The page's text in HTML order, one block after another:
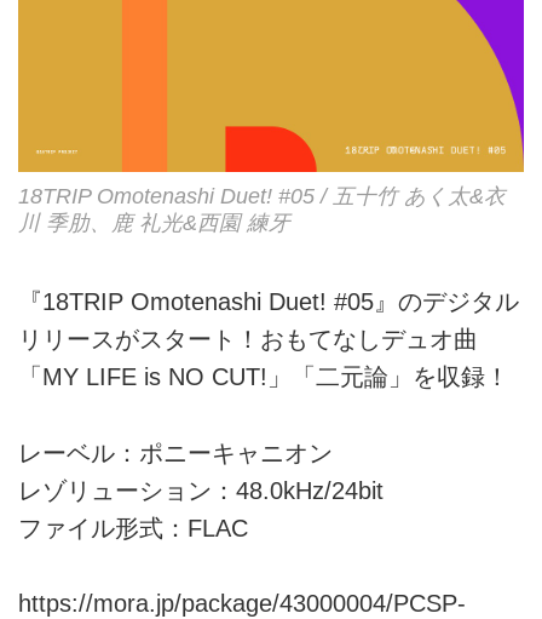
18TRIP Omotenashi Duet! #05 / 五十竹 あく太&衣
川 季肋、鹿 礼光&西園 練牙
『18TRIP Omotenashi Duet! #05』のデジタル
リリースがスタート！おもてなしデュオ曲
「MY LIFE is NO CUT!」「二元論」を収録！
レーベル：ポニーキャニオン
レゾリューション：48.0kHz/24bit
ファイル形式：FLAC
https://mora.jp/package/43000004/PCSP-